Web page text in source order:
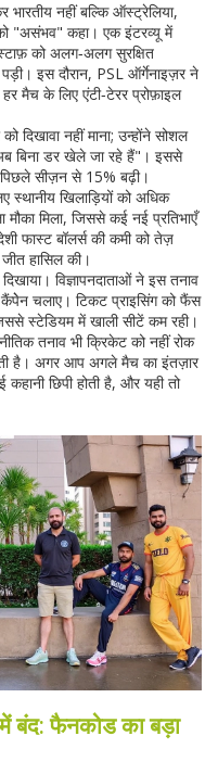
नहीं बल्कि ऑस्ट्रेलिया,
"असंभव" कहा। एक इंटरव्यू में
को अलग‑अलग सुरक्षित
पड़ी। इस दौरान, PSL ऑर्गेनाइज़र ने
मैच के लिए एंटी‑टेरर प्रोफ़ाइल
दिखावा नहीं माना; उन्होंने सोशल
अब बिना डर खेले जा रहे हैं"। इससे
सीज़न से 15% बढ़ी।
स्थानीय खिलाड़ियों को अधिक
मौका मिला, जिससे कई नई प्रतिभाएँ
फास्ट बॉलर्स की कमी को तेज़
हासिल की।
विज्ञापनदाताओं ने इस तनाव
कैंपेेन चलाए। टिकट प्राइसिंग को फैंस
स्टेडियम में खाली सीटें कम रही।
तनाव भी क्रिकेट को नहीं रोक
है। अगर आप अगले मैच का इंतज़ार
छिपी होती है, और यही तो
बंद: फैनकोड का बड़ा